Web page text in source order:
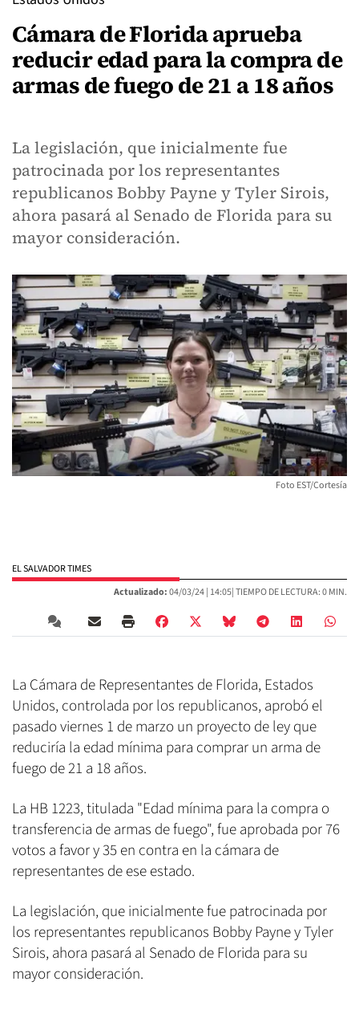
Cámara de Florida aprueba
reducir edad para la compra de
armas de fuego de 21 a 18 años
La legislación, que inicialmente fue
patrocinada por los representantes
republicanos Bobby Payne y Tyler Sirois,
ahora pasará al Senado de Florida para su
mayor consideración.
Foto EST/Cortesía
EL SALVADOR TIMES
Actualizado:04/03/24 | 14:05| TIEMPO DE LECTURA: 0 MIN.
La Cámara de Representantes de Florida, Estados
Unidos, controlada por los republicanos, aprobó el
pasado viernes 1 de marzo un proyecto de ley que
reduciría la edad mínima para comprar un arma de
fuego de 21 a 18 años.
La HB 1223, titulada "Edad mínima para la compra o
transferencia de armas de fuego", fue aprobada por 76
votos a favor y 35 en contra en la cámara de
representantes de ese estado.
La legislación, que inicialmente fue patrocinada por
los representantes republicanos Bobby Payne y Tyler
Sirois, ahora pasará al Senado de Florida para su
mayor consideración.